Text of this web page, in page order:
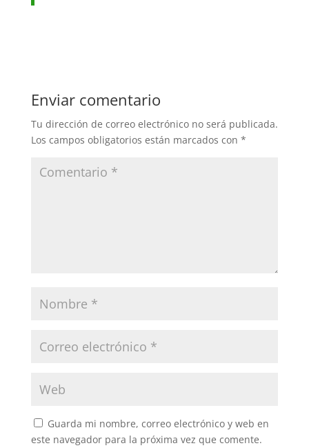
Enviar comentario
Tu dirección de correo electrónico no será publicada.
Los campos obligatorios están marcados con *
Guarda mi nombre, correo electrónico y web en
este navegador para la próxima vez que comente.